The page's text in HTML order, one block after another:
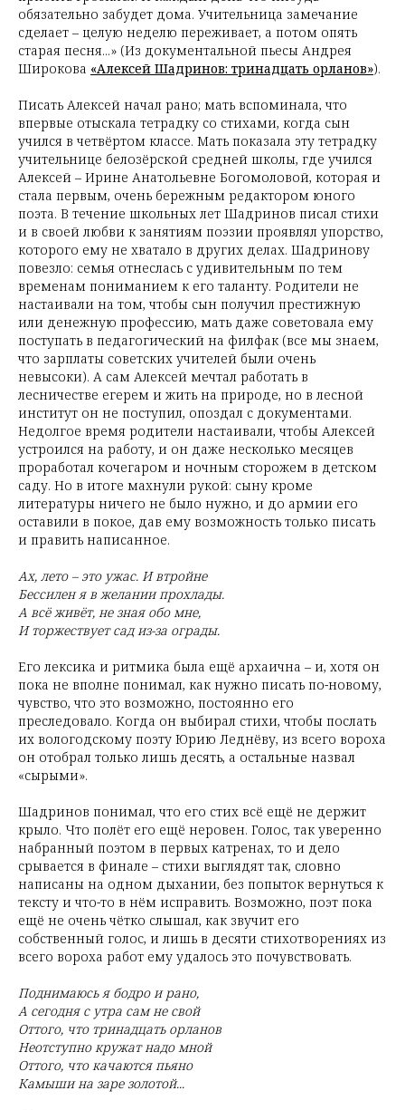
обязательно забудет дома. Учительница замечание
сделает – целую неделю переживает, а потом опять
старая песня...» (Из документальной пьесы Андрея
Широкова «Алексей Шадринов: тринадцать орланов»).
Писать Алексей начал рано; мать вспоминала, что
впервые отыскала тетрадку со стихами, когда сын
учился в четвёртом классе. Мать показала эту тетрадку
учительнице белозёрской средней школы, где учился
Алексей – Ирине Анатольевне Богомоловой, которая и
стала первым, очень бережным редактором юного
поэта. В течение школьных лет Шадринов писал стихи
и в своей любви к занятиям поэзии проявлял упорство,
которого ему не хватало в других делах. Шадринову
повезло: семья отнеслась с удивительным по тем
временам пониманием к его таланту. Родители не
настаивали на том, чтобы сын получил престижную
или денежную профессию, мать даже советовала ему
поступать в педагогический на филфак (все мы знаем,
что зарплаты советских учителей были очень
невысоки). А сам Алексей мечтал работать в
лесничестве егерем и жить на природе, но в лесной
институт он не поступил, опоздал с документами.
Недолгое время родители настаивали, чтобы Алексей
устроился на работу, и он даже несколько месяцев
проработал кочегаром и ночным сторожем в детском
саду. Но в итоге махнули рукой: сыну кроме
литературы ничего не было нужно, и до армии его
оставили в покое, дав ему возможность только писать
и править написанное.
Ах, лето – это ужас. И втройне
Бессилен я в желании прохлады.
А всё живёт, не зная обо мне,
И торжествует сад из-за ограды.
Его лексика и ритмика была ещё архаична – и, хотя он
пока не вполне понимал, как нужно писать по-новому,
чувство, что это возможно, постоянно его
преследовало. Когда он выбирал стихи, чтобы послать
их вологодскому поэту Юрию Леднёву, из всего вороха
он отобрал только лишь десять, а остальные назвал
«сырыми».
Шадринов понимал, что его стих всё ещё не держит
крыло. Что полёт его ещё неровен. Голос, так уверенно
набранный поэтом в первых катренах, то и дело
срывается в финале – стихи выглядят так, словно
написаны на одном дыхании, без попыток вернуться к
тексту и что-то в нём исправить. Возможно, поэт пока
ещё не очень чётко слышал, как звучит его
собственный голос, и лишь в десяти стихотворениях из
всего вороха работ ему удалось это почувствовать.
Поднимаюсь я бодро и рано,
А сегодня с утра сам не свой
Оттого, что тринадцать орланов
Неотступно кружат надо мной
Оттого, что качаются пьяно
Камыши на заре золотой...